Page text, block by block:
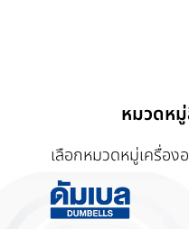
หมวดห
เลือกหมวดหมู่เครื่อ